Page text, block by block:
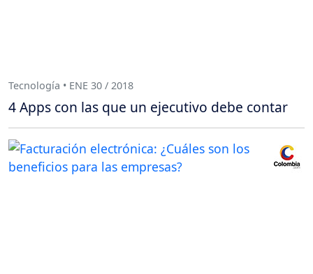
Tecnología • ENE 30 / 2018
4 Apps con las que un ejecutivo debe contar